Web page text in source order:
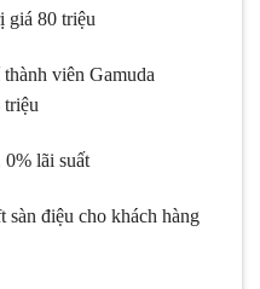
80 triệu
viên Gamuda
lãi suất
điệu cho khách hàng